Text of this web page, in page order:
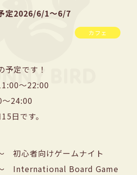
定2026/6/1〜6/7
カフェ
予定です！
〜22:00
24:00
日です。
初心者向けゲームナイト
International Board Game